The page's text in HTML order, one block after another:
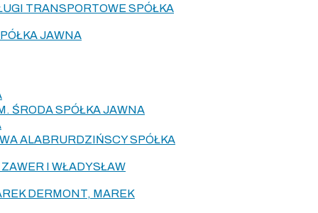
TRANSPORTOWE SPÓŁKA
JAWNA
ŚRODA SPÓŁKA JAWNA
ALABRURDZIŃSCY SPÓŁKA
I WŁADYSŁAW
DERMONT, MAREK